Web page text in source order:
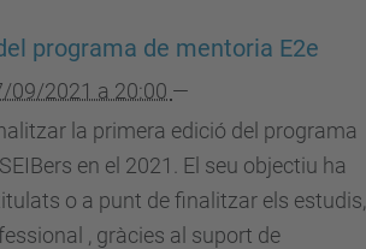
programa de mentoria E2e
09/2021 a 20:00 —
la primera edició del programa
en el 2021. El seu objectiu ha
o a punt de finalitzar els estudis,
, gràcies al suport de